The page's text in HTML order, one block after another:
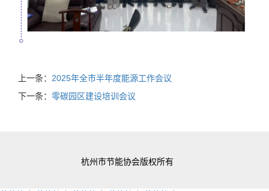
上一条： 2025年全市半年度能源工作会议
下一条： 零碳园区建设培训会议
杭州市节能协会版权所有